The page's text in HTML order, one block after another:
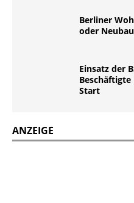
Berliner
oder
Einsatz der
Beschäftigte
Start
ANZEIGE